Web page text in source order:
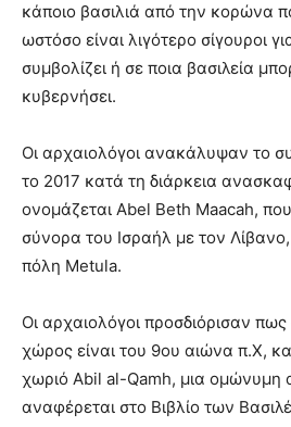
κάποιο βασιλιά από την κορώνα
ωστόσο είναι λιγότερο σίγουροι
συμβολίζει ή σε ποια βασιλεία
κυβερνήσει.
Οι αρχαιολόγοι ανακάλυψαν το
το 2017 κατά τη διάρκεια
ονομάζεται Abel Beth Maacah,
σύνορα του Ισραήλ με τον
πόλη Metula.
Οι αρχαιολόγοι προσδιόρισαν
χώρος είναι του 9ου αιώνα π.Χ,
χωριό Abil al-Qamh, μια ομώνυμη
αναφέρεται στο Βιβλίο των